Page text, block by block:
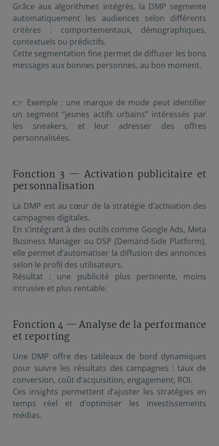
Grâce aux algorithmes intégrés, la DMP segmente
automatiquement les audiences selon différents
critères : comportementaux, démographiques,
contextuels ou prédictifs.
Cette segmentation fine permet de diffuser les bons
messages aux bonnes personnes, au bon moment.
👉 Exemple : une marque de mode peut identifier
un segment “jeunes actifs urbains” intéressés par
les sneakers, et leur adresser des offres
personnalisées.
Fonction 3 — Activation publicitaire et
personnalisation
La DMP est au cœur de la stratégie d’activation des
campagnes digitales.
En s’intégrant à des outils comme Google Ads, Meta
Business Manager ou DSP (Demand-Side Platform),
elle permet d’automatiser la diffusion des annonces
selon le profil des utilisateurs.
Résultat : une publicité plus pertinente, moins
intrusive et plus rentable.
Fonction 4 — Analyse de la performance
et reporting
Une DMP offre des tableaux de bord dynamiques
pour suivre les résultats des campagnes : taux de
conversion, coût d’acquisition, engagement, ROI.
Ces insights permettent d’ajuster les stratégies en
temps réel et d’optimiser les investissements
médias.